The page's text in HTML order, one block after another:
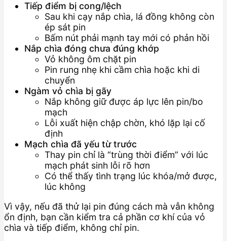
Tiếp điểm bị cong/lệch
Sau khi cạy nắp chìa, lá đồng không còn
ép sát pin
Bấm nút phải mạnh tay mới có phản hồi
Nắp chìa đóng chưa đúng khớp
Vỏ không ôm chặt pin
Pin rung nhẹ khi cầm chìa hoặc khi di
chuyển
Ngàm vỏ chìa bị gãy
Nắp không giữ được áp lực lên pin/bo
mạch
Lỗi xuất hiện chập chờn, khó lặp lại cố
định
Mạch chìa đã yếu từ trước
Thay pin chỉ là “trùng thời điểm” với lúc
mạch phát sinh lỗi rõ hơn
Có thể thấy tình trạng lúc khóa/mở được,
lúc không
Vì vậy, nếu đã thử lại pin đúng cách mà vẫn không
ổn định, bạn cần kiểm tra cả phần cơ khí của vỏ
chìa và tiếp điểm, không chỉ pin.